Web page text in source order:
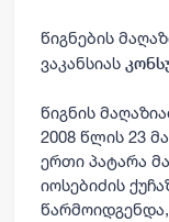
წიგნების
ვაკანსიას
წიგნის
2008 წლის 23
ერთი პატარა
იოსებიძის
წარმოიდგენდა,